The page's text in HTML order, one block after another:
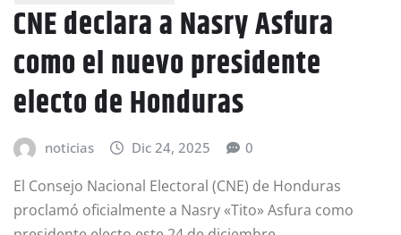
CNE declara a Nasry Asfura
como el nuevo presidente
electo de Honduras
noticias Dic 24, 2025 0
El Consejo Nacional Electoral (CNE) de Honduras
proclamó oficialmente a Nasry «Tito» Asfura como